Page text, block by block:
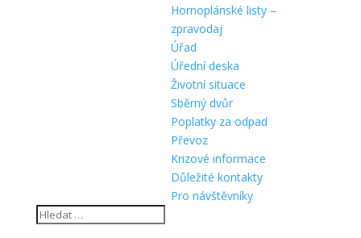
Hornoplánské listy –
zpravodaj
Úřad
Úřední deska
Životní situace
Sběrný dvůr
Poplatky za odpad
Převoz
Krizové informace
Důležité kontakty
Pro návštěvníky